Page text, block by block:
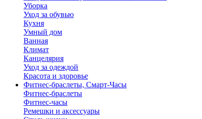
Уборка
Уход за обувью
Кухня
Умный дом
Ванная
Климат
Канцелярия
Уход за одеждой
Красота и здоровье
Фитнес-браслеты, Смарт-Часы
Фитнес-браслеты
Фитнес-часы
Ремешки и аксессуары